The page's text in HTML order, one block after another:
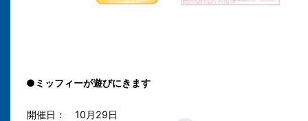
●ミッフィーが遊びにきます
開催日： 10月29日